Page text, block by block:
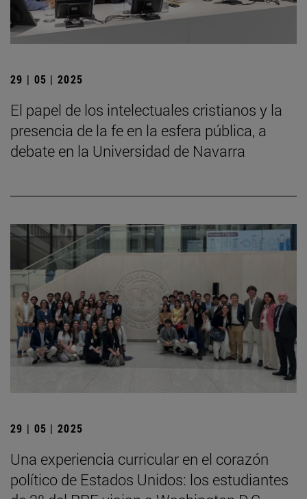
29 | 05 | 2025
El papel de los intelectuales cristianos y la
presencia de la fe en la esfera pública, a
debate en la Universidad de Navarra
29 | 05 | 2025
Una experiencia curricular en el corazón
político de Estados Unidos: los estudiantes